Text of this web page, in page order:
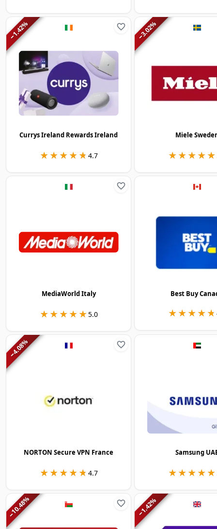
−
1.42
%
Currys Ireland Rewards Ireland
★★★★★
★★★★★ 4.7
−
3.02
%
Miele
★★★★★
★★★★★
MediaWorld Italy
★★★★★
★★★★★5.0
Best Buy
★★★★★
★★★★★
−
4.08
%
NORTON Secure VPN France
★★★★★
★★★★★ 4.7
Samsung
★★★★★
★★★★★
−
10.48
%
−
1.42
%